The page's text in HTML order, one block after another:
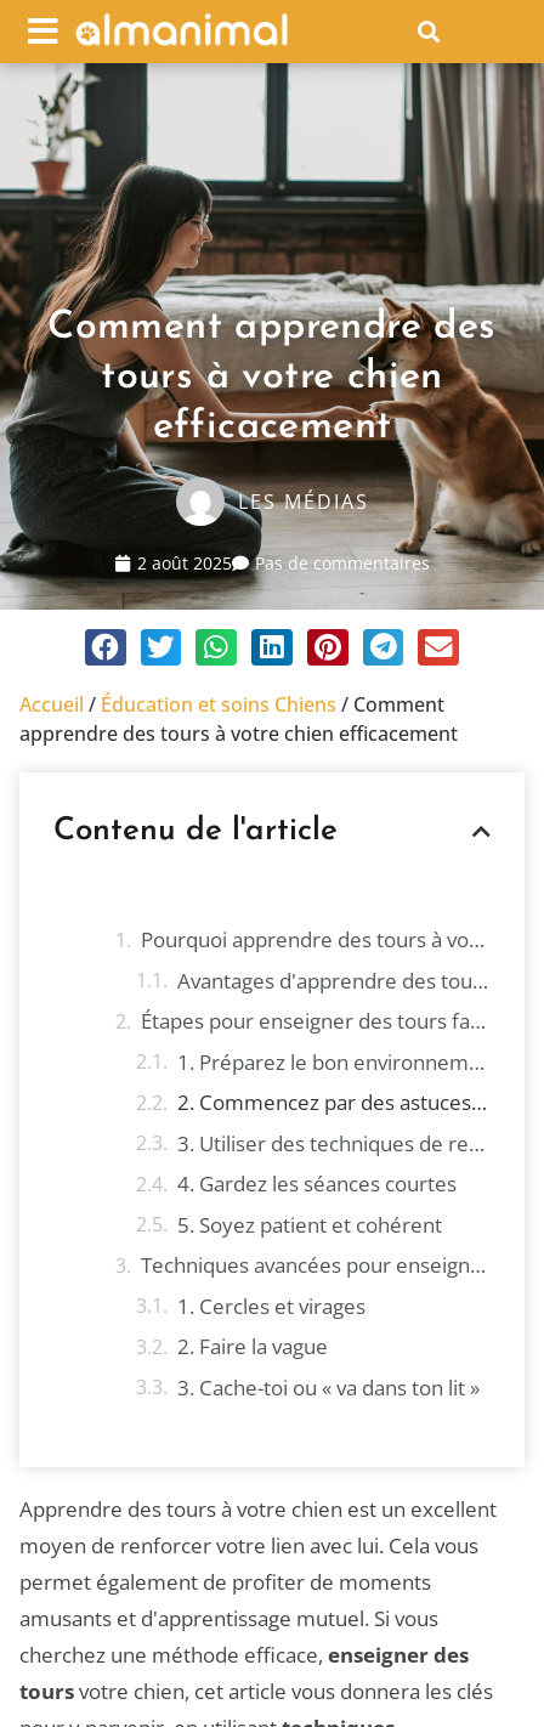
Comment apprendre des
tours à votre chien
efficacement
LES MÉDIAS
2 août 2025 Pas de commentaires
Accueil / Éducation et soins Chiens / Comment
apprendre des tours à votre chien efficacement
Contenu de l'article
Pourquoi apprendre des tours à votre chien ?
Avantages d'apprendre des tours à votre chien
Étapes pour enseigner des tours faciles
1. Préparez le bon environnement
2. Commencez par des astuces faciles
3. Utiliser des techniques de renforcement positif
4. Gardez les séances courtes
5. Soyez patient et cohérent
Techniques avancées pour enseigner des figures plus complexes
1. Cercles et virages
2. Faire la vague
3. Cache-toi ou « va dans ton lit »
Apprendre des tours à votre chien est un excellent
moyen de renforcer votre lien avec lui. Cela vous
permet également de profiter de moments
amusants et d'apprentissage mutuel. Si vous
cherchez une méthode efficace, enseigner des
toursvotre chien, cet article vous donnera les clés